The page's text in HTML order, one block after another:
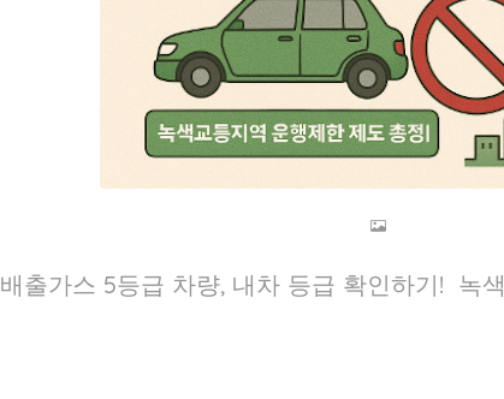
배출가스 5등급 차량, 내차 등급 확인하기! 녹